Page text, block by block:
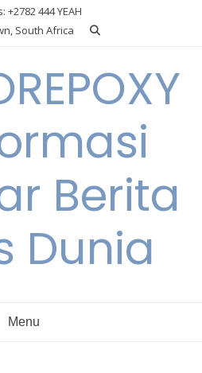
+2782 444 YEAH
South Africa
Berita
Dunia
Menu